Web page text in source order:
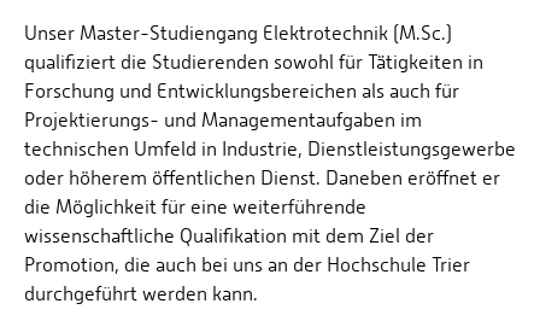
Unser Master-Studiengang Elektrotechnik (M.Sc.)
qualifiziert die Studierenden sowohl für Tätigkeiten in
Forschung und Entwicklungsbereichen als auch für
Projektierungs- und Managementaufgaben im
technischen Umfeld in Industrie, Dienstleistungsgewerbe
oder höherem öffentlichen Dienst. Daneben eröffnet er
die Möglichkeit für eine weiterführende
wissenschaftliche Qualifikation mit dem Ziel der
Promotion, die auch bei uns an der Hochschule Trier
durchgeführt werden kann.